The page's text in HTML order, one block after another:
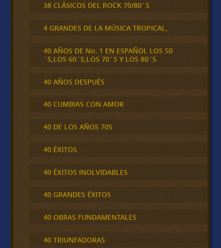
38 CLÁSICOS DEL ROCK 70/80´S
4 GRANDES DE LA MÚSICA TROPICAL,
40 AÑOS DE No. 1 EN ESPAÑOL LOS 50
´S,LOS 60´S,LOS 70´S Y LOS 80´S
40 AÑOS DESPUÉS
40 CUMBIAS CON AMOR
40 DE LOS AÑOS 70S
40 ÉXITOS
40 ÉXITOS INOLVIDABLES
40 GRANDES ÉXITOS
40 OBRAS FUNDAMENTALES
40 TRIUNFADORAS